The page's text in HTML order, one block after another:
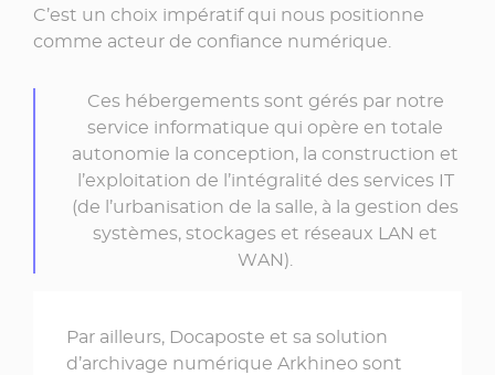
C’est un choix impératif qui nous positionne
comme acteur de confiance numérique.
Ces hébergements sont gérés par notre
service informatique qui opère en totale
autonomie la conception, la construction et
l’exploitation de l’intégralité des services IT
(de l’urbanisation de la salle, à la gestion des
systèmes, stockages et réseaux LAN et
WAN).
Par ailleurs, Docaposte et sa solution
d’archivage numérique Arkhineo sont